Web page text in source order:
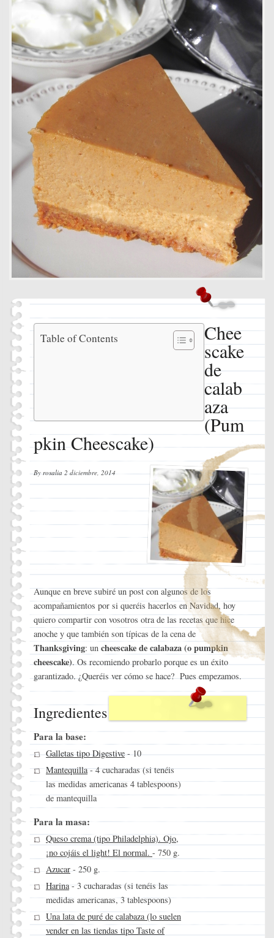
Table of Contents
Cheescake
de
calabaza
(Pumpkin
Cheescake)
Ingredientes
Instrucciones
Chee
scake
de
calab
aza
(Pum
pkin Cheescake)
By rosalia 2 diciembre, 2014
Aunque en breve subiré un post con algunos de los
acompañamientos por si queréis hacerlos en Navidad, hoy
quiero compartir con vosotros otra de las recetas que hice
anoche y que también son típicas de la cena de
Thanksgiving: un cheescake de calabaza (o pumpkin
cheescake). Os recomiendo probarlo porque es un éxito
garantizado. ¿Queréis ver cómo se hace? Pues empezamos.
Ingredientes
Para la base:
Galletas tipo Digestive- 10
Mantequilla- 4 cucharadas (si tenéis
las medidas americanas 4 tablespoons)
de mantequilla
Para la masa:
Queso crema (tipo Philadelphia). Ojo,
¡no cojáis el light! El normal. - 750 g.
Azucar- 250 g.
Harina- 3 cucharadas (si tenéis las
medidas americanas, 3 tablespoons)
Una lata de puré de calabaza (lo suelen
vender en las tiendas tipo Taste of